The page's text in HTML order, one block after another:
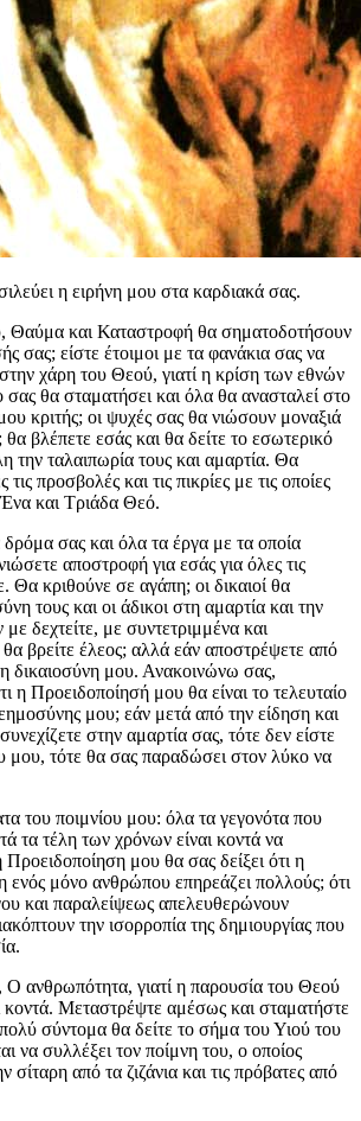
η ειρήνη μου στα καρδιακά σας.
Θαύμα και Καταστροφή θα σηματοδοτήσουν
σας; είστε έτοιμοι με τα φανάκια σας να
χάρη του Θεού, γιατί η κρίση των εθνών
σας θα σταματήσει και όλα θα ανασταλεί στο
κριτής; οι ψυχές σας θα νιώσουν μοναξιά
βλέπετε εσάς και θα δείτε το εσωτερικό
την ταλαιπωρία τους και αμαρτία. Θα
προσβολές και τις πικρίες με τις οποίες
και Τριάδα Θεό.
σας και όλα τα έργα με τα οποία
αποστροφή για εσάς για όλες τις
Θα κριθούνε σε αγάπη; οι δικαιοί θα
τους και οι άδικοι στη αμαρτία και την
δεχτείτε, με συντετριμμένα και
βρείτε έλεος; αλλά εάν αποστρέψετε από
δικαιοσύνη μου. Ανακοινώνω σας,
η Προειδοποίησή μου θα είναι το τελευταίο
μου; εάν μετά από την είδηση και
στην αμαρτία σας, τότε δεν είστε
μου, τότε θα σας παραδώσει στον λύκο να
του ποιμνίου μου: όλα τα γεγονότα που
τα τέλη των χρόνων είναι κοντά να
μου θα σας δείξει ότι η
μόνο ανθρώπου επηρεάζει πολλούς; ότι
και παραλείψεως απελευθερώνουν
την ισορροπία της δημιουργίας που
Ο ανθρωπότητα, γιατί η παρουσία του Θεού
κοντά. Μεταστρέψτε αμέσως και σταματήστε
πολύ σύντομα θα δείτε το σήμα του Υιού του
να συλλέξει τον ποίμνη του, ο οποίος
σίταρη από τα ζιζάνια και τις πρόβατες από